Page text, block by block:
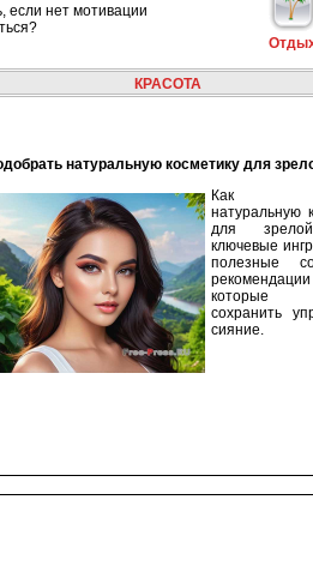
если нет мотивации
КРАСОТА
натуральную косметику для
Как
натуральную
для
ключевые
полезные
рекомендации
которые
сохранить
сияние.